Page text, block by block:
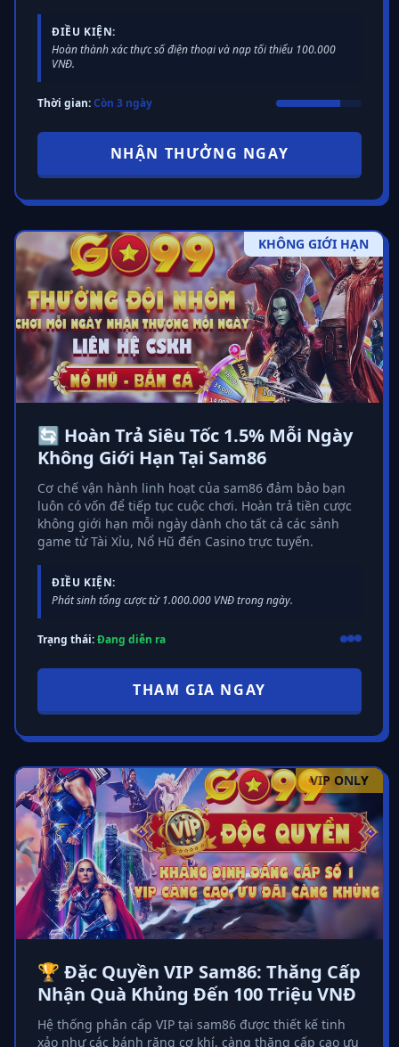
ĐIỀU KIỆN:
Hoàn thành xác thực số điện thoại và nạp tối thiểu 100.000
VNĐ.
Thời gian:Còn 3 ngày
NHẬN THƯỞNG NGAY
KHÔNG GIỚI HẠN
🔄 Hoàn Trả Siêu Tốc 1.5% Mỗi Ngày
Không Giới Hạn Tại Sam86
Cơ chế vận hành linh hoạt của sam86 đảm bảo bạn
luôn có vốn để tiếp tục cuộc chơi. Hoàn trả tiền cược
không giới hạn mỗi ngày dành cho tất cả các sảnh
game từ Tài Xỉu, Nổ Hũ đến Casino trực tuyến.
ĐIỀU KIỆN:
Phát sinh tổng cược từ 1.000.000 VNĐ trong ngày.
Trạng thái:Đang diễn ra
THAM GIA NGAY
VIP ONLY
🏆 Đặc Quyền VIP Sam86: Thăng Cấp
Nhận Quà Khủng Đến 100 Triệu VNĐ
Hệ thống phân cấp VIP tại sam86 được thiết kế tinh
xảo như các bánh răng cơ khí, càng thăng cấp cao ưu